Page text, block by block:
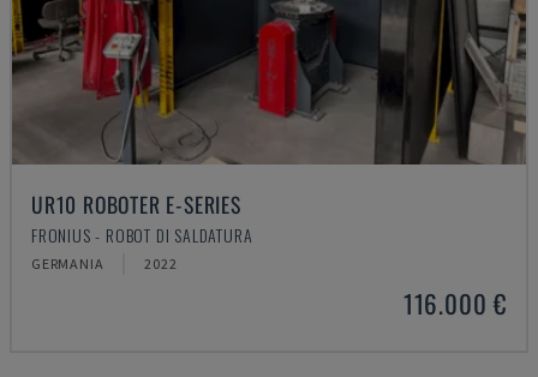
UR10 ROBOTER E-SERIES
FRONIUS - ROBOT DI SALDATURA
GERMANIA 2022
116.000 €